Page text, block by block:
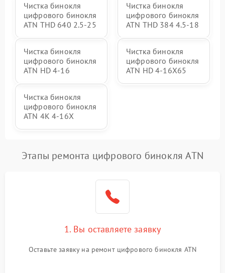
Чистка бинокля
цифрового бинокля
ATN THD 640 2.5-25
Чистка бинокля
цифрового бинокля
ATN THD 384 4.5-18
Чистка бинокля
цифрового бинокля
ATN HD 4-16
Чистка бинокля
цифрового бинокля
ATN HD 4-16X65
Чистка бинокля
цифрового бинокля
ATN 4K 4-16X
Этапы ремонта цифрового бинокля ATN
1. Вы оставляете заявку
Оставьте заявку на ремонт цифрового бинокля ATN